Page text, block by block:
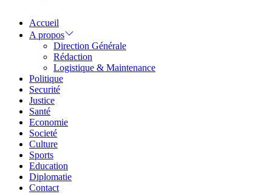
Accueil
A propos
Direction Générale
Rédaction
Logistique & Maintenance
Politique
Securité
Justice
Santé
Economie
Societé
Culture
Sports
Education
Diplomatie
Contact